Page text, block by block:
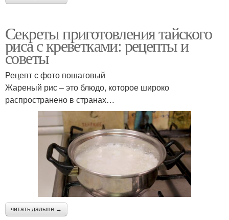
Секреты приготовления тайского
риса с креветками: рецепты и
советы
Рецепт с фото пошаговый
Жареный рис – это блюдо, которое широко
распространено в странах…
читать дальше →